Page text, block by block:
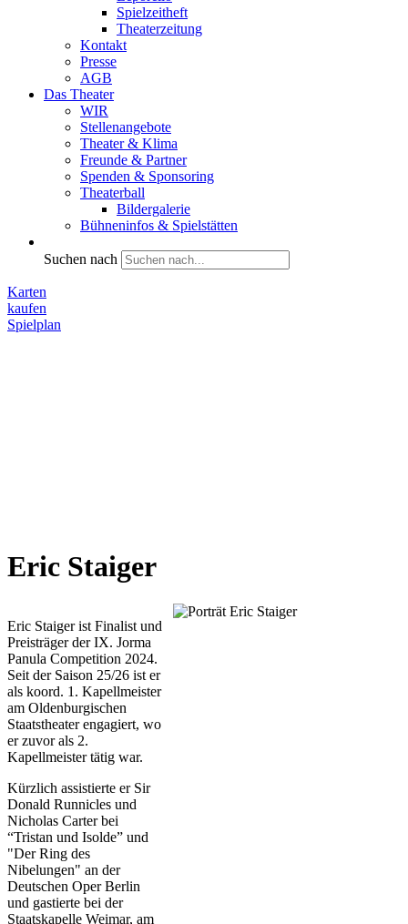
Spielzeitheft
Theaterzeitung
Kontakt
Presse
AGB
Das Theater
WIR
Stellenangebote
Theater & Klima
Freunde & Partner
Spenden & Sponsoring
Theaterball
Bildergalerie
Bühneninfos & Spielstätten
Suchen nach
Karten
kaufen
Spielplan
Eric Staiger
Eric Staiger ist Finalist und
Preisträger der IX. Jorma
Panula Competition 2024.
Seit der Saison 25/26 ist er
als koord. 1. Kapellmeister
am Oldenburgischen
Staatstheater engagiert, wo
er zuvor als 2.
Kapellmeister tätig war.
Kürzlich assistierte er Sir
Donald Runnicles und
Nicholas Carter bei
“Tristan und Isolde” und
"Der Ring des
Nibelungen" an der
Deutschen Oper Berlin
und gastierte bei der
Staatskapelle Weimar, am